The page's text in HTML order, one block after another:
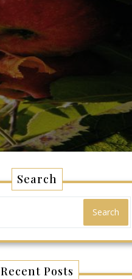
Search
Search
Recent Posts